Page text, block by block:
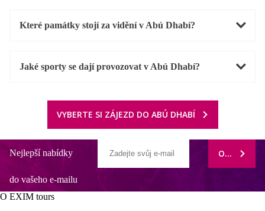
Které památky stojí za vidění v Abú Dhabí?
Jaké sporty se dají provozovat v Abú Dhabí?
VYBERTE SI ZÁJEZD DO ABÚ DHABÍ
Nejlepší nabídky
do vašeho e-mailu
ODEBÍRAT
O EXIM tours